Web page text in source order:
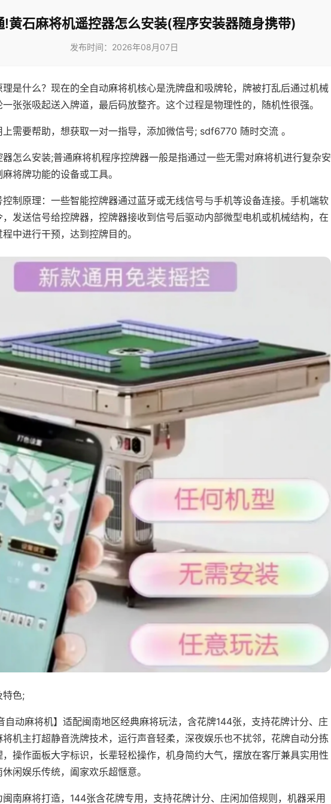
!黄石麻将机遥控器怎么安装(程序安装器随身携带)
发布时间：2026年08月07日
是什么？现在的全自动麻将机核心是洗牌盘和吸牌轮，牌被打乱后通过机械
张张吸起送入牌道，最后码放整齐。这个过程是物理性的，随机性很强。
需要帮助，想获取一对一指导，添加微信号; sdf6770 随时交流 。
怎么安装;普通麻将机程序控牌器一般是指通过一些无需对麻将机进行复杂安
将牌功能的设备或工具。
控制原理：一些智能控牌器通过蓝牙或无线信号与手机等设备连接。手机端软
发送信号给控牌器，控牌器接收到信号后驱动内部微型电机或机械结构，在
中进行干预，达到控牌目的。
特色;
音自动麻将机】适配闽南地区经典麻将玩法，含花牌144张，支持花牌计分、庄
机主打超静音洗牌技术，运行声音轻柔，深夜娱乐也不扰邻，花牌自动分拣
操作面板大字标识，长辈轻松操作，机身简约大气，摆放在客厅兼具实用性
闲娱乐传统，阖家欢乐超惬意。
南麻将打造，144张含花牌专用，支持花牌计分、庄闲加倍规则，机器采用